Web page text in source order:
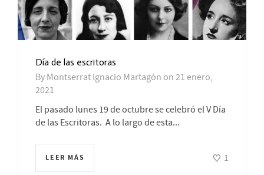
Día de las escritoras
By Montserrat Ignacio Martagón on 21 enero,
2021
El pasado lunes 19 de octubre se celebró el V Día
de las Escritoras. A lo largo de esta...
LEER MÁS 1